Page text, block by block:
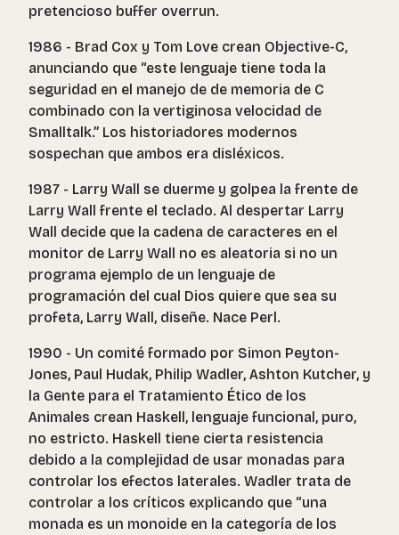
pretencioso buffer overrun.
1986 - Brad Cox y Tom Love crean Objective-C,
anunciando que “este lenguaje tiene toda la
seguridad en el manejo de de memoria de C
combinado con la vertiginosa velocidad de
Smalltalk.” Los historiadores modernos
sospechan que ambos era disléxicos.
1987 - Larry Wall se duerme y golpea la frente de
Larry Wall frente el teclado. Al despertar Larry
Wall decide que la cadena de caracteres en el
monitor de Larry Wall no es aleatoria si no un
programa ejemplo de un lenguaje de
programación del cual Dios quiere que sea su
profeta, Larry Wall, diseñe. Nace Perl.
1990 - Un comité formado por Simon Peyton-
Jones, Paul Hudak, Philip Wadler, Ashton Kutcher, y
la Gente para el Tratamiento Ético de los
Animales crean Haskell, lenguaje funcional, puro,
no estricto. Haskell tiene cierta resistencia
debido a la complejidad de usar monadas para
controlar los efectos laterales. Wadler trata de
controlar a los críticos explicando que “una
monada es un monoide en la categoría de los